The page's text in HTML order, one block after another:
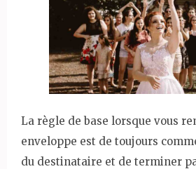
La règle de base lorsque vous
enveloppe est de toujours
du destinataire et de terminer